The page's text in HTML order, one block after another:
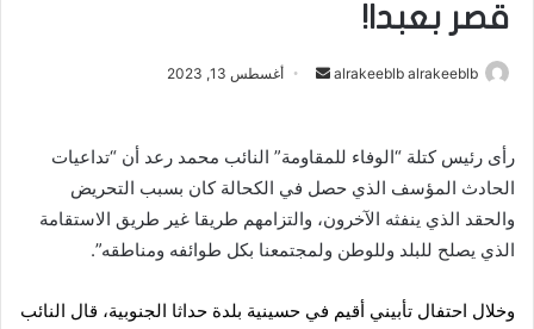
قصر بعبدا!
alrakeeblb alrakeeblb
ل
ر
أغسطس 13, 2023
رأى رئيس كتلة “الوفاء للمقاومة” النائب محمد رعد أن “تداعيات
الحادث المؤسف الذي حصل في الكحالة كان بسبب التحريض
والحقد الذي ينفثه الآخرون، والتزامهم طريقا غير طريق الاستقامة
الذي يصلح للبلد وللوطن ولمجتمعنا بكل طوائفه ومناطقه”.
وخلال احتفال تأبيني أقيم في حسينية بلدة حداثا الجنوبية، قال النائب